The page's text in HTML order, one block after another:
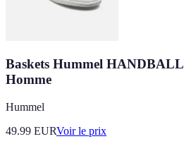
Baskets Hummel
Homme
Hummel
49.99 EURVoir le prix